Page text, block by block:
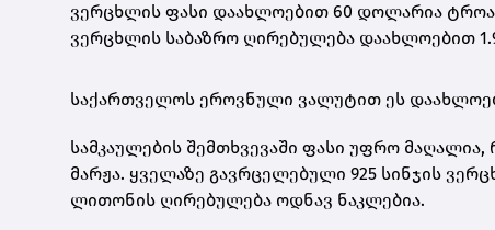
ვერცხლის ფასი დაახლოებით 60 დოლარია ტროას
ვერცხლის საბაზრო ღირებულება დაახლოებით
საქართველოს ეროვნული ვალუტით ეს
სამკაულების შემთხვევაში ფასი უფრო
მარჟა. ყველაზე გავრცელებული 925 სინჯის
ლითონის ღირებულება ოდნავ ნაკლებია.